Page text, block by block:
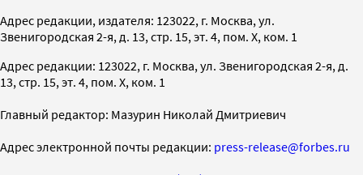
Адрес редакции, издателя: 123022, г. Москва, ул.
Звенигородская 2-я, д. 13, стр. 15, эт. 4, пом. X, ком. 1
Адрес редакции: 123022, г. Москва, ул. Звенигородская 2-я, д.
13, стр. 15, эт. 4, пом. X, ком. 1
Главный редактор: Мазурин Николай Дмитриевич
Адрес электронной почты редакции: press-release@forbes.ru